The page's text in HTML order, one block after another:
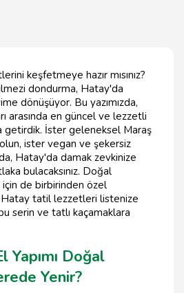
keşfetmeye hazır mısınız?
dondurma, Hatay'da
dönüşüyor. Bu yazımızda,
arasında en güncel ve lezzetli
getirdik. İster geleneksel Maraş
ister vegan ve şekersiz
Hatay'da damak zevkinize
bulacaksınız. Doğal
de birbirinden özel
Hatay tatil lezzetleri listenize
serin ve tatlı kaçamaklara
Yapımı Doğal
Yenir?